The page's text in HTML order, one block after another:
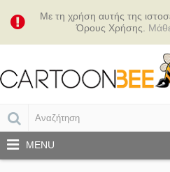
Με τη χρήση αυτής της
Όρους Χρήσης.
MENU